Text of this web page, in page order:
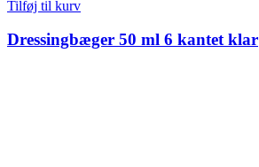
Tilføj til kurv
Dressingbæger 50 ml 6 kantet klar